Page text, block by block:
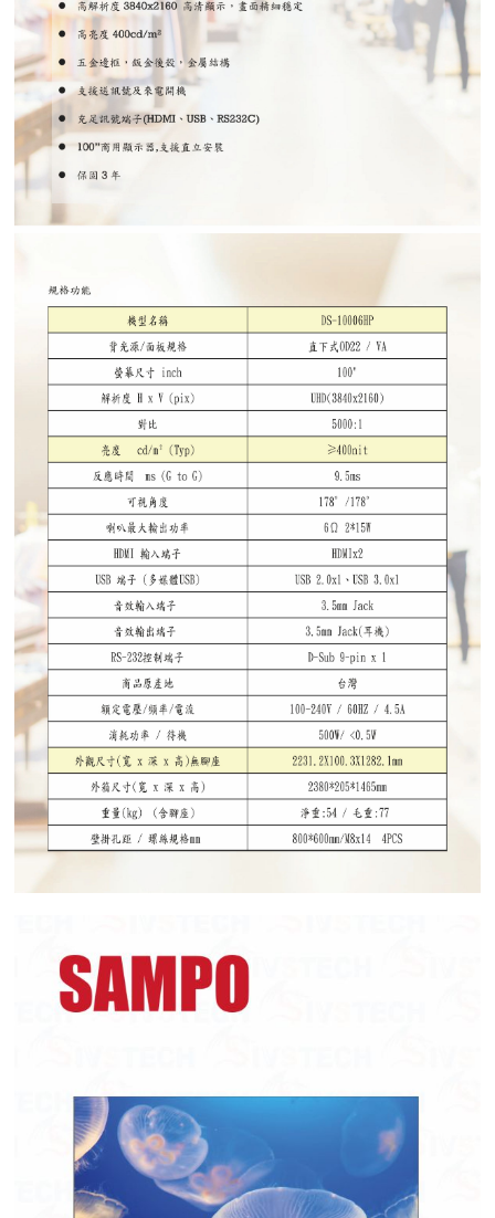
監控系統系列
影視對講整合系統系列
數位看板系列